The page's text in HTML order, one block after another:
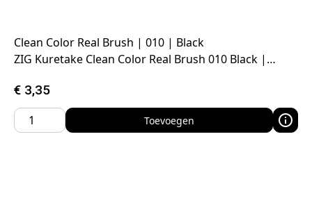
Clean Color Real Brush | 010 | Black
ZIG Kuretake Clean Color Real Brush 010 Black |…
€ 3,35
Toevoegen